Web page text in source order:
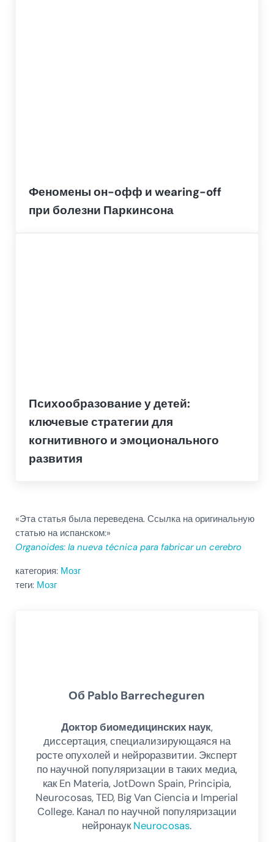
Феномены он-офф и wearing-off
при болезни Паркинсона
Психообразование у детей:
ключевые стратегии для
когнитивного и эмоционального
развития
«Эта статья была переведена. Ссылка на оригинальную
статью на испанском:»
Organoides: la nueva técnica para fabricar un cerebro
категория: Мозг
теги: Мозг
Об Pablo Barrecheguren
Доктор биомедицинских наук,
диссертация, специализирующаяся на
росте опухолей и нейроразвитии. Эксперт
по научной популяризации в таких медиа,
как En Materia, JotDown Spain, Principia,
Neurocosas, TED, Big Van Ciencia и Imperial
College. Канал по научной популяризации
нейронаукNeurocosas.